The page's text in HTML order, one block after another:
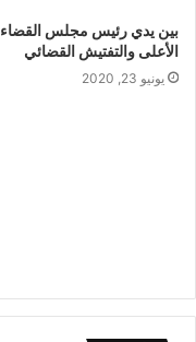
بين يدي رئيس مجلس القضاء
الأعلى والتفتيش القضائي
يونيو 23, 2020